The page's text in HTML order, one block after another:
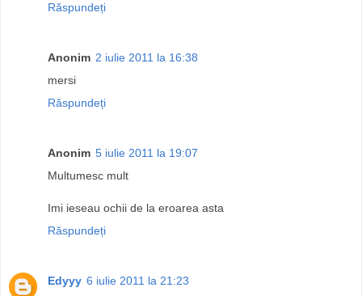
Răspundeți
Anonim 2 iulie 2011 la 16:38
mersi
Răspundeți
Anonim 5 iulie 2011 la 19:07
Multumesc mult
Imi ieseau ochii de la eroarea asta
Răspundeți
Edyyy 6 iulie 2011 la 21:23